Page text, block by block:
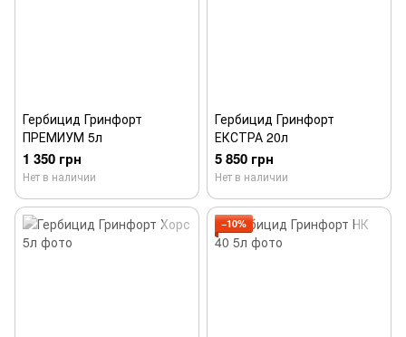
Гербицид Гринфорт
ПРЕМИУМ 5л
1 350 грн
Нет в наличии
Гербицид Гринфорт
ЕКСТРА 20л
5 850 грн
Нет в наличии
−10%